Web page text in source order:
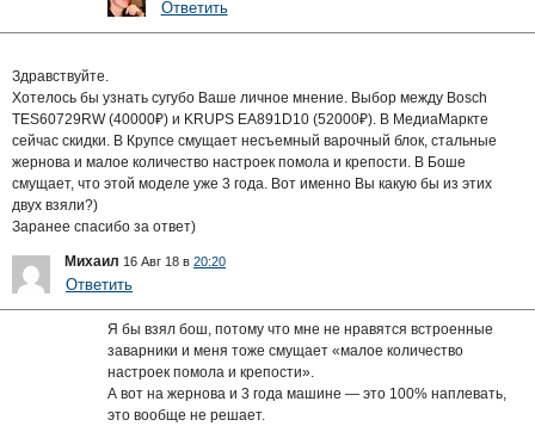
Ответить
Здравствуйте.
Хотелось бы узнать сугубо Ваше личное мнение. Выбор между Bosch
TES60729RW (40000₽) и KRUPS EA891D10 (52000₽). В МедиаМаркте
сейчас скидки. В Крупсе смущает несъемный варочный блок, стальные
жернова и малое количество настроек помола и крепости. В Боше
смущает, что этой моделе уже 3 года. Вот именно Вы какую бы из этих
двух взяли?)
Заранее спасибо за ответ)
Михаил 16 Авг 18 в 20:20
Ответить
Я бы взял бош, потому что мне не нравятся встроенные
заварники и меня тоже смущает «малое количество
настроек помола и крепости».
А вот на жернова и 3 года машине — это 100% наплевать,
это вообще не решает.